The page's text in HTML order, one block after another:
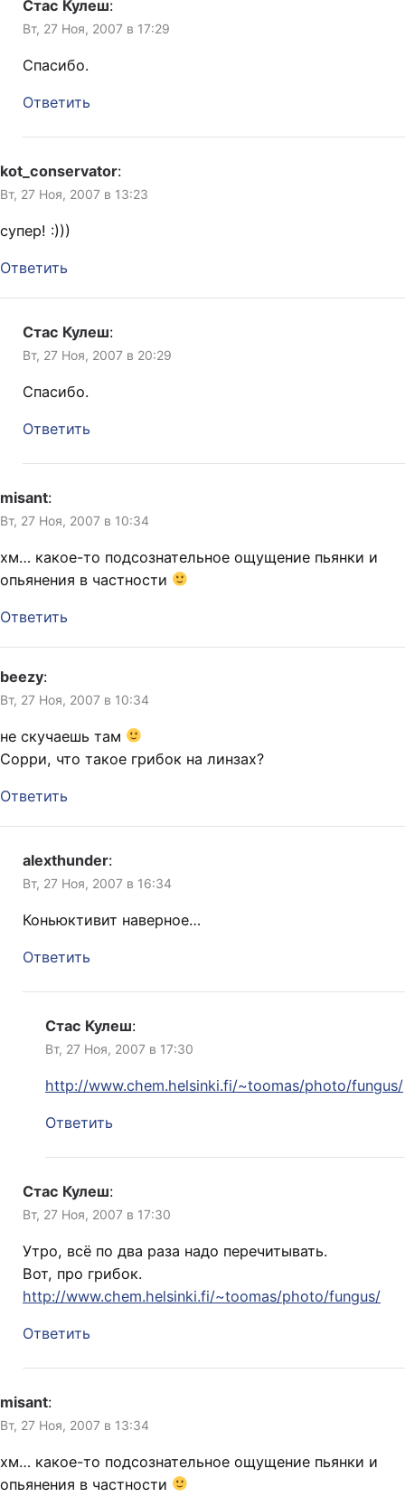
Стас Кулеш:
Вт, 27 Ноя, 2007 в 17:29
Спасибо.
Ответить
kot_conservator:
Вт, 27 Ноя, 2007 в 13:23
супер! :)))
Ответить
Стас Кулеш:
Вт, 27 Ноя, 2007 в 20:29
Спасибо.
Ответить
misant:
Вт, 27 Ноя, 2007 в 10:34
хм… какое-то подсознательное ощущение пьянки и
опьянения в частности
Ответить
beezy:
Вт, 27 Ноя, 2007 в 10:34
не скучаешь там
Сорри, что такое грибок на линзах?
Ответить
alexthunder:
Вт, 27 Ноя, 2007 в 16:34
Коньюктивит наверное…
Ответить
Стас Кулеш:
Вт, 27 Ноя, 2007 в 17:30
http://www.chem.helsinki.fi/~toomas/photo/fungus/
Ответить
Стас Кулеш:
Вт, 27 Ноя, 2007 в 17:30
Утро, всё по два раза надо перечитывать.
Вот, про грибок.
http://www.chem.helsinki.fi/~toomas/photo/fungus/
Ответить
misant:
Вт, 27 Ноя, 2007 в 13:34
хм… какое-то подсознательное ощущение пьянки и
опьянения в частности